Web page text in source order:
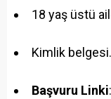
18 yaş üstü
Kimlik belgesi.
Başvuru Linki